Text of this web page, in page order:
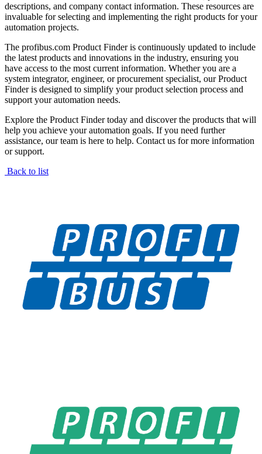
descriptions, and company contact information. These resources are
invaluable for selecting and implementing the right products for your
automation projects.
The profibus.com Product Finder is continuously updated to include
the latest products and innovations in the industry, ensuring you
have access to the most current information. Whether you are a
system integrator, engineer, or procurement specialist, our Product
Finder is designed to simplify your product selection process and
support your automation needs.
Explore the Product Finder today and discover the products that will
help you achieve your automation goals. If you need further
assistance, our team is here to help. Contact us for more information
or support.
Back to list